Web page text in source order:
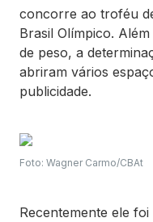
concorre ao troféu
Brasil Olímpico.
de peso, a
abriram vários
publicidade.
Foto: Wagner Carmo/CBAt
Recentemente ele